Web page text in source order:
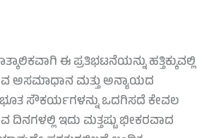
ಈ ಪ್ರತಿಭಟನೆಯನ್ನು ಹತ್ತಿಕ್ಕುವಲ್ಲಿ
ಅಸಮಾಧಾನ ಮತ್ತು ಅನ್ಯಾಯದ
ಸೌಕರ್ಯಗಳನ್ನು ಒದಗಿಸದೆ ಕೇವಲ
ಇದು ಮತ್ತಷ್ಟು ಭೀಕರವಾದ